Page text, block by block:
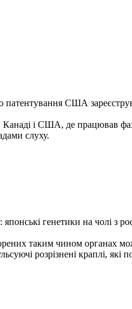
США
і США, де працював
слуху.
генетики на чолі з
таким чином органах
розрізнені краплі, які